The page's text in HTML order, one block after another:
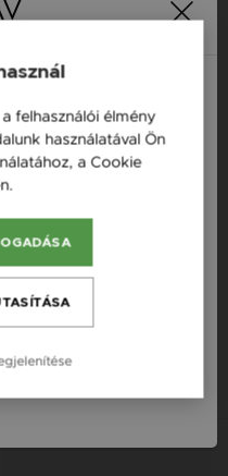
GRAV LISE ARANY 14K
FONALAS KARKÖTŐ
45 900 Ft
/ HU
/ CZ
felhasználói élmény
használatával Ön
a Cookie